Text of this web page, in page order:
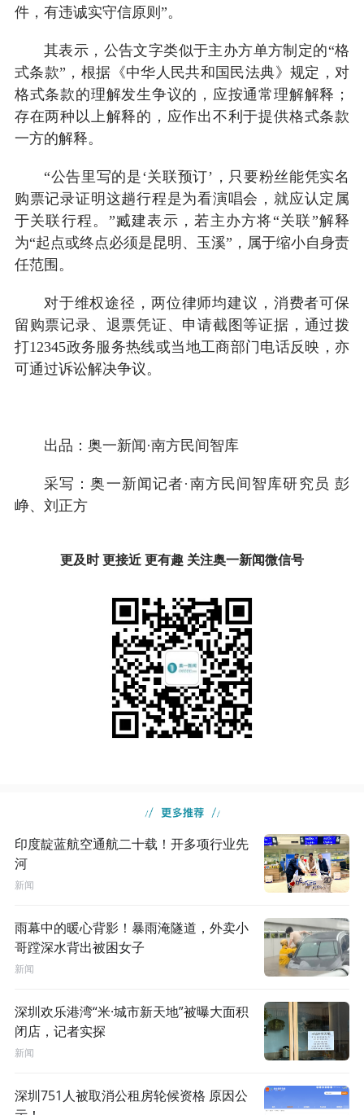
件，有违诚实守信原则”。
其表示，公告文字类似于主办方单方制定的“格
式条款”，根据《中华人民共和国民法典》规定，对
格式条款的理解发生争议的，应按通常理解解释；
存在两种以上解释的，应作出不利于提供格式条款
一方的解释。
“公告里写的是‘关联预订’，只要粉丝能凭实名
购票记录证明这趟行程是为看演唱会，就应认定属
于关联行程。”臧建表示，若主办方将“关联”解释
为“起点或终点必须是昆明、玉溪”，属于缩小自身责
任范围。
对于维权途径，两位律师均建议，消费者可保
留购票记录、退票凭证、申请截图等证据，通过拨
打12345政务服务热线或当地工商部门电话反映，亦
可通过诉讼解决争议。
出品：奥一新闻·南方民间智库
采写：奥一新闻记者·南方民间智库研究员 彭
峥、刘正方
更及时 更接近 更有趣 关注奥一新闻微信号
印度靛蓝航空通航二十载！开多项行业先
河
新闻
雨幕中的暖心背影！暴雨淹隧道，外卖小
哥蹚深水背出被困女子
新闻
深圳欢乐港湾“米·城市新天地”被曝大面积
闭店，记者实探
新闻
深圳751人被取消公租房轮候资格 原因公